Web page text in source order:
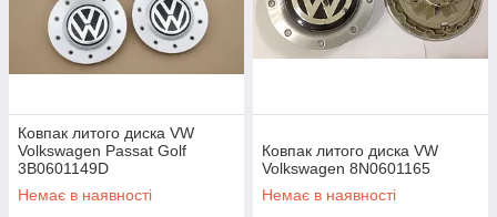
Ковпак литого диска VW
Volkswagen Passat Golf
3B0601149D
Немає в наявності
Ковпак литого диска VW
Volkswagen 8N0601165
Немає в наявності